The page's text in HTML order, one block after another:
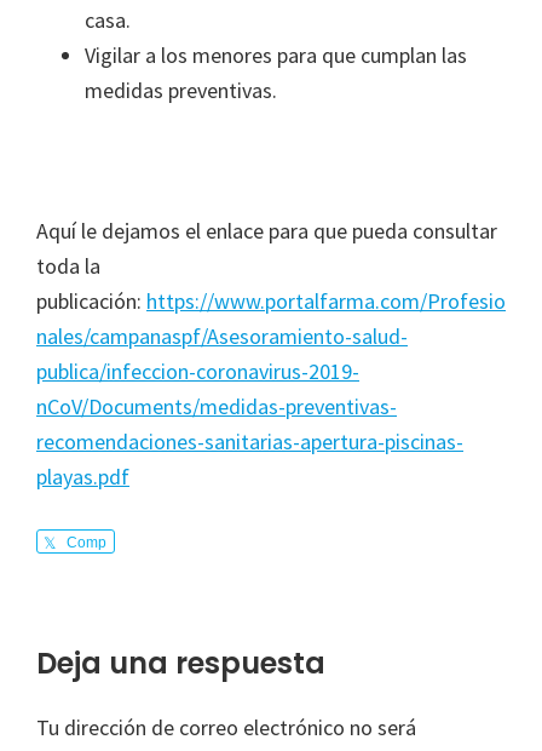
casa.
Vigilar a los menores para que cumplan las
medidas preventivas.
Aquí le dejamos el enlace para que pueda consultar
toda la
publicación: https://www.portalfarma.com/Profesio
nales/campanaspf/Asesoramiento-salud-
publica/infeccion-coronavirus-2019-
nCoV/Documents/medidas-preventivas-
recomendaciones-sanitarias-apertura-piscinas-
playas.pdf
Comp
Interacciones
Deja una respuesta
Tu dirección de correo electrónico no será